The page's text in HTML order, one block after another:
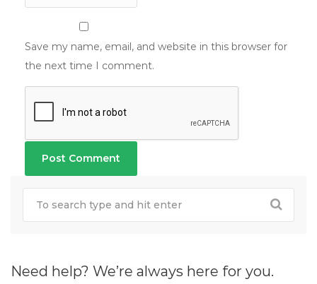
Save my name, email, and website in this browser for
the next time I comment.
Need help? We’re always here for you.